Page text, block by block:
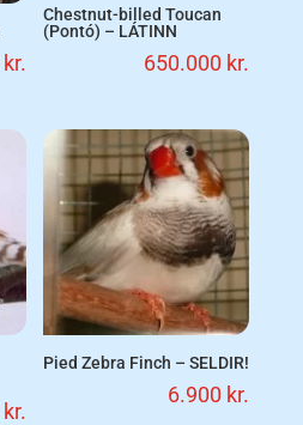
kr.
Chestnut-billed Toucan
(Pontó) – LÁTINN
650.000 kr.
kr.
Pied Zebra Finch – SELDIR!
6.900 kr.